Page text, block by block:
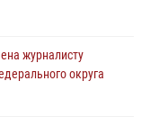
журналисту
округа